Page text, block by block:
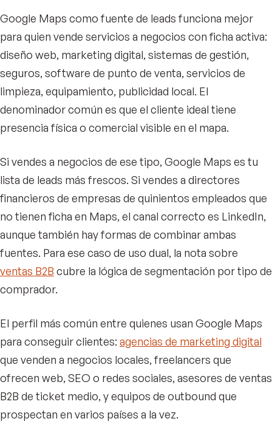
Google Maps como fuente de leads funciona mejor
para quien vende servicios a negocios con ficha activa:
diseño web, marketing digital, sistemas de gestión,
seguros, software de punto de venta, servicios de
limpieza, equipamiento, publicidad local. El
denominador común es que el cliente ideal tiene
presencia física o comercial visible en el mapa.
Si vendes a negocios de ese tipo, Google Maps es tu
lista de leads más frescos. Si vendes a directores
financieros de empresas de quinientos empleados que
no tienen ficha en Maps, el canal correcto es LinkedIn,
aunque también hay formas de combinar ambas
fuentes. Para ese caso de uso dual, la nota sobre
ventas B2B cubre la lógica de segmentación por tipo de
comprador.
El perfil más común entre quienes usan Google Maps
para conseguir clientes: agencias de marketing digital
que venden a negocios locales, freelancers que
ofrecen web, SEO o redes sociales, asesores de ventas
B2B de ticket medio, y equipos de outbound que
prospectan en varios países a la vez.